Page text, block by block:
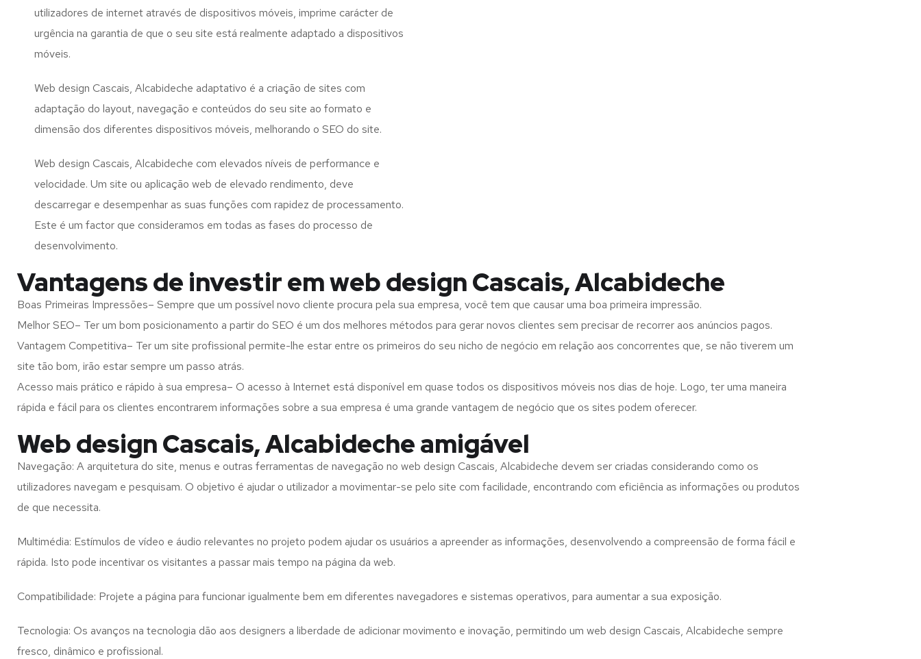
utilizadores de internet através de dispositivos móveis, imprime carácter de
urgência na garantia de que o seu site está realmente adaptado a dispositivos
móveis.
Web design Cascais, Alcabideche adaptativo é a criação de sites com
adaptação do layout, navegação e conteúdos do seu site ao formato e
dimensão dos diferentes dispositivos móveis, melhorando o SEO do site.
Web design Cascais, Alcabideche com elevados níveis de performance e
velocidade. Um site ou aplicação web de elevado rendimento, deve
descarregar e desempenhar as suas funções com rapidez de processamento.
Este é um factor que consideramos em todas as fases do processo de
desenvolvimento.
Vantagens de investir em web design Cascais, Alcabideche
Boas Primeiras Impressões– Sempre que um possível novo cliente procura pela sua empresa, você tem que causar uma boa primeira impressão.
Melhor SEO– Ter um bom posicionamento a partir do SEO é um dos melhores métodos para gerar novos clientes sem precisar de recorrer aos anúncios pagos.
Vantagem Competitiva– Ter um site profissional permite-lhe estar entre os primeiros do seu nicho de negócio em relação aos concorrentes que, se não tiverem um
site tão bom, irão estar sempre um passo atrás.
Acesso mais prático e rápido à sua empresa– O acesso à Internet está disponível em quase todos os dispositivos móveis nos dias de hoje. Logo, ter uma maneira
rápida e fácil para os clientes encontrarem informações sobre a sua empresa é uma grande vantagem de negócio que os sites podem oferecer.
Web design Cascais, Alcabideche amigável
Navegação: A arquitetura do site, menus e outras ferramentas de navegação no web design Cascais, Alcabideche devem ser criadas considerando como os
utilizadores navegam e pesquisam. O objetivo é ajudar o utilizador a movimentar-se pelo site com facilidade, encontrando com eficiência as informações ou produtos
de que necessita.
Multimédia: Estímulos de vídeo e áudio relevantes no projeto podem ajudar os usuários a apreender as informações, desenvolvendo a compreensão de forma fácil e
rápida. Isto pode incentivar os visitantes a passar mais tempo na página da web.
Compatibilidade: Projete a página para funcionar igualmente bem em diferentes navegadores e sistemas operativos, para aumentar a sua exposição.
Tecnologia: Os avanços na tecnologia dão aos designers a liberdade de adicionar movimento e inovação, permitindo um web design Cascais, Alcabideche sempre
fresco, dinâmico e profissional.